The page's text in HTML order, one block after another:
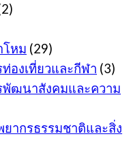
โหม (29)
องเที่ยวและกีฬา (3)
พัฒนาสังคมและความ
ากรธรรมชาติและสิ่ง